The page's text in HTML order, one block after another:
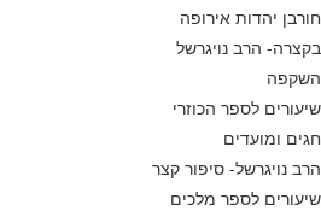
חורבן יהדות אירופה
בקצרה- הרב נויגרשל
השקפה
שיעורים לספר הכוזרי
חגים ומועדים
הרב נויגרשל- סיפור קצר
שיעורים לספר מלכים